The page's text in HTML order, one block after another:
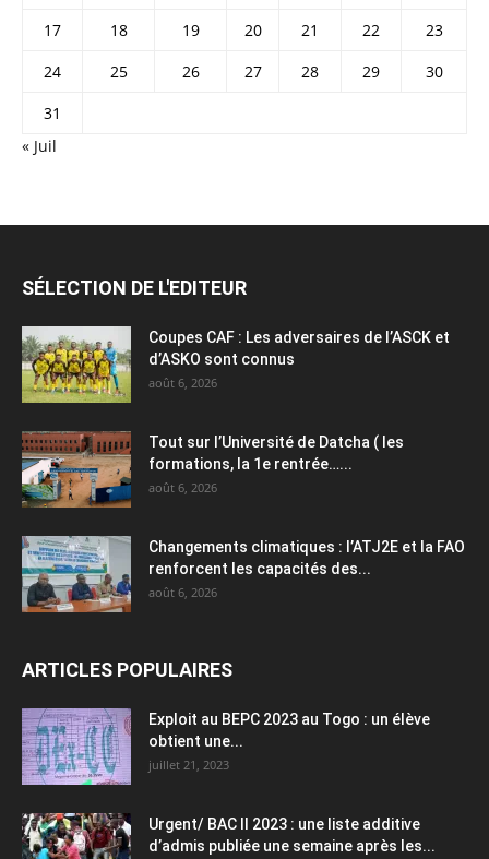
17
18 19 20 21 22
23
24
25 26 27 28 29
30
31
« Juil
SÉLECTION DE L'EDITEUR
Coupes CAF : Les adversaires de l’ASCK et
d’ASKO sont connus
août 6, 2026
Tout sur l’Université de Datcha ( les
formations, la 1e rentrée…...
août 6, 2026
Changements climatiques : l’ATJ2E et la FAO
renforcent les capacités des...
août 6, 2026
ARTICLES POPULAIRES
Exploit au BEPC 2023 au Togo : un élève
obtient une...
juillet 21, 2023
Urgent/ BAC II 2023 : une liste additive
d’admis publiée une semaine après les...